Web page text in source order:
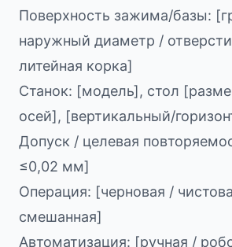
Поверхность зажима/базы:
наружный диаметр /
литейная корка]
Станок: [модель], стол
осей], [вертикальный/
Допуск / целевая
≤0,02 мм]
Операция: [черновая /
смешанная]
Автоматизация: [ручная /